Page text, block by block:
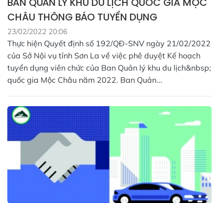
CHÂU THÔNG BÁO TUYỂN DỤNG
23/02/2022 20:06
Thực hiện Quyết định số 192/QĐ-SNV ngày 21/02/2022
của Sở Nội vụ tỉnh Sơn La về việc phê duyệt Kế hoạch
tuyển dụng viên chức của Ban Quản lý khu du lịch&nbsp;
quốc gia Mộc Châu năm 2022. Ban Quản...